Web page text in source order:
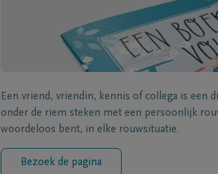
Een vriend, vriendin, kennis of collega is een
onder de riem steken met een persoonlijk
woordeloos bent, in elke rouwsituatie.
Bezoek de pagina